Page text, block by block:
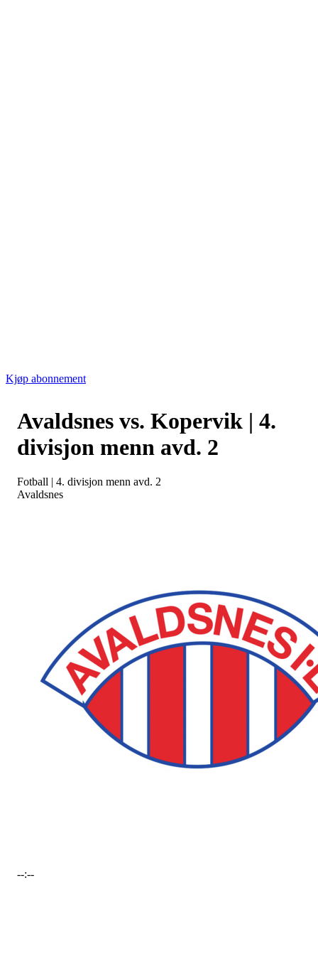
Kjøp abonnement
Avaldsnes vs. Kopervik | 4.
divisjon menn avd. 2
Fotball | 4. divisjon menn avd. 2
Avaldsnes
--:--